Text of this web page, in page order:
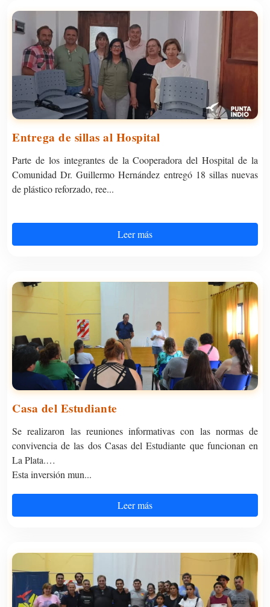
Entrega de sillas al Hospital
Parte de los integrantes de la Cooperadora del Hospital de la
Comunidad Dr. Guillermo Hernández entregó 18 sillas nuevas
de plástico reforzado, ree...
Leer más
Casa del Estudiante
Se realizaron las reuniones informativas con las normas de
convivencia de las dos Casas del Estudiante que funcionan en
La Plata.
Esta inversión mun...
Leer más